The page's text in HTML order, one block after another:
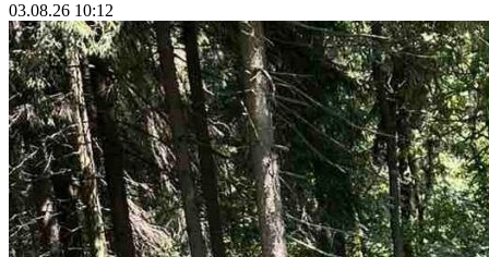
03.08.26 10:12